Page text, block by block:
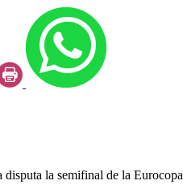
disputa la semifinal de la